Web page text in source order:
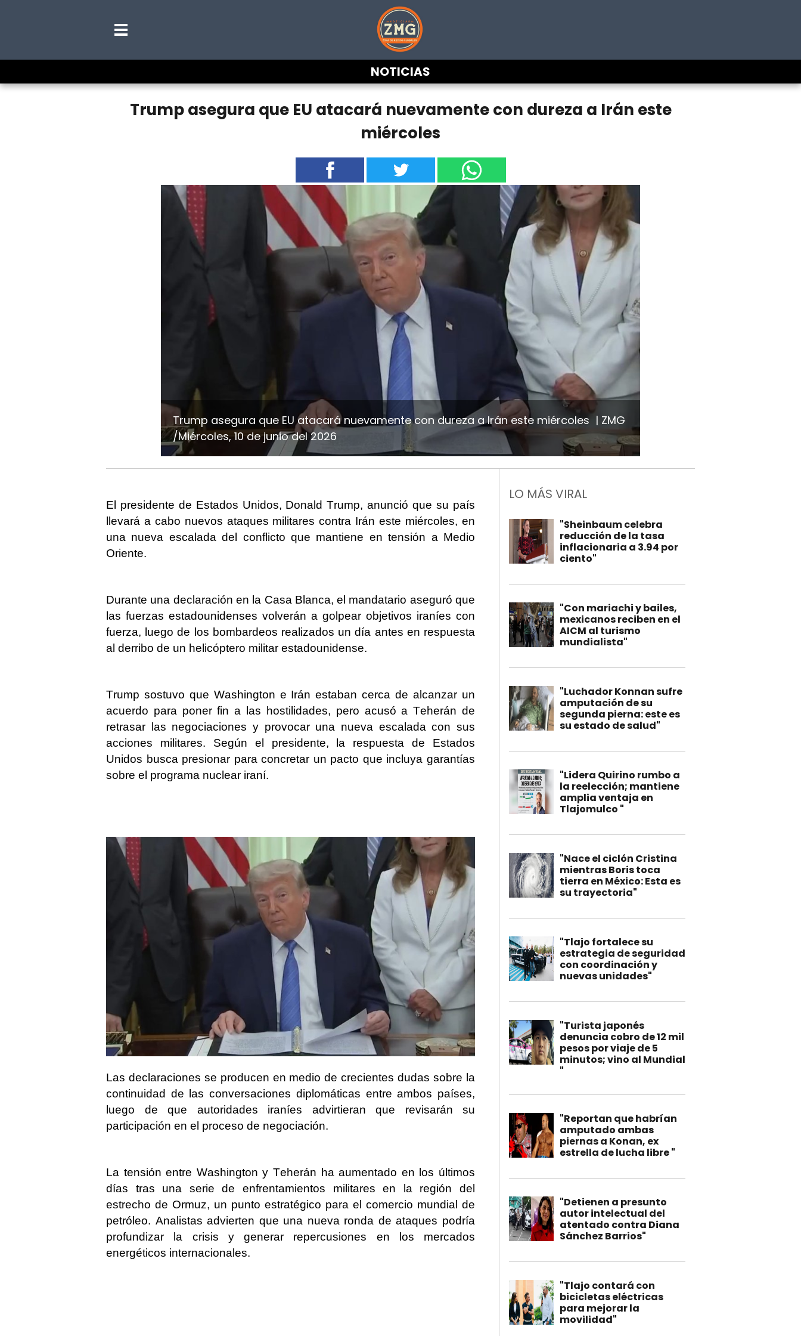
NOTICIAS
Trump asegura que EU atacará nuevamente con dureza a Irán este
miércoles
Trump asegura que EU atacará nuevamente con dureza a Irán este miércoles
ZMG
/Miércoles, 10 de junio del 2026
El presidente de Estados Unidos, Donald Trump, anunció que su país
llevará a cabo nuevos ataques militares contra Irán este miércoles, en
una nueva escalada del conflicto que mantiene en tensión a Medio
Oriente.
Durante una declaración en la Casa Blanca, el mandatario aseguró que
las fuerzas estadounidenses volverán a golpear objetivos iraníes con
fuerza, luego de los bombardeos realizados un día antes en respuesta
al derribo de un helicóptero militar estadounidense.
Trump sostuvo que Washington e Irán estaban cerca de alcanzar un
acuerdo para poner fin a las hostilidades, pero acusó a Teherán de
retrasar las negociaciones y provocar una nueva escalada con sus
acciones militares. Según el presidente, la respuesta de Estados
Unidos busca presionar para concretar un pacto que incluya garantías
sobre el programa nuclear iraní.
Las declaraciones se producen en medio de crecientes dudas sobre la
continuidad de las conversaciones diplomáticas entre ambos países,
luego de que autoridades iraníes advirtieran que revisarán su
participación en el proceso de negociación.
La tensión entre Washington y Teherán ha aumentado en los últimos
días tras una serie de enfrentamientos militares en la región del
estrecho de Ormuz, un punto estratégico para el comercio mundial de
petróleo. Analistas advierten que una nueva ronda de ataques podría
profundizar la crisis y generar repercusiones en los mercados
energéticos internacionales.
LO MÁS VIRAL
"Sheinbaum celebra
reducción de la tasa
inflacionaria a 3.94 por
ciento"
"Con mariachi y bailes,
mexicanos reciben en el
AICM al turismo
mundialista"
"Luchador Konnan sufre
amputación de su
segunda pierna: este es
su estado de salud"
"Lidera Quirino rumbo a
la reelección; mantiene
amplia ventaja en
Tlajomulco "
"Nace el ciclón Cristina
mientras Boris toca
tierra en México: Esta es
su trayectoria"
"Tlajo fortalece su
estrategia de seguridad
con coordinación y
nuevas unidades"
"Turista japonés
denuncia cobro de 12 mil
pesos por viaje de 5
minutos; vino al Mundial
"
"Reportan que habrían
amputado ambas
piernas a Konan, ex
estrella de lucha libre "
"Detienen a presunto
autor intelectual del
atentado contra Diana
Sánchez Barrios"
"Tlajo contará con
bicicletas eléctricas
para mejorar la
movilidad"